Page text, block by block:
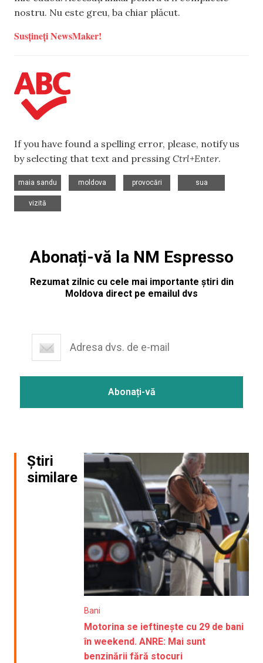
nostru. Nu este greu, ba chiar plăcut.
Susțineți NewsMaker!
If you have found a spelling error, please, notify us
by selecting that text and pressing Ctrl+Enter.
maia sandu
moldova
provocări
sua
vizită
Abonați-vă la NM Espresso
Rezumat zilnic cu cele mai importante știri din
Moldova direct pe emailul dvs
Știri
similare
Bani
Motorina se ieftinește cu 29 de bani
în weekend. ANRE: Mai sunt
benzinării fără stocuri